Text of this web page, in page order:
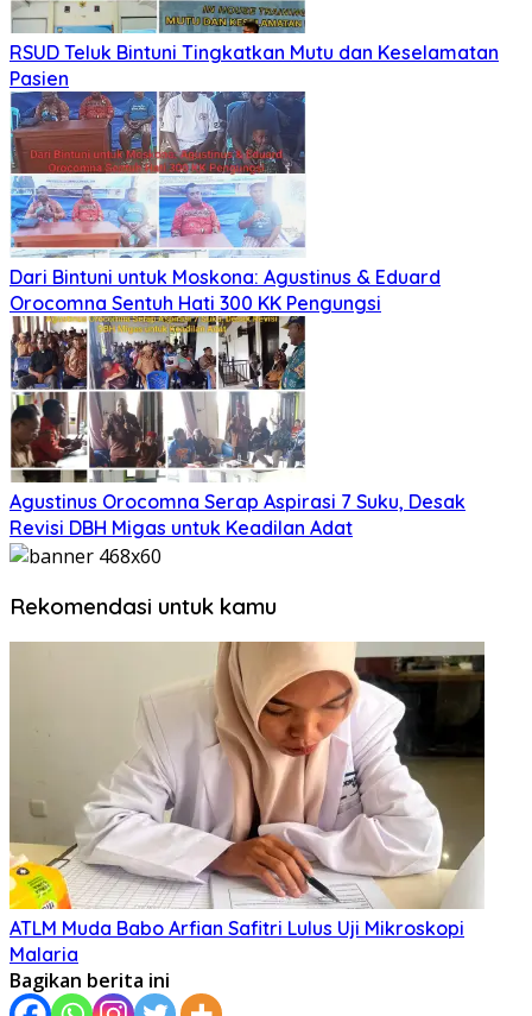
RSUD Teluk Bintuni Tingkatkan Mutu dan Keselamatan
Pasien
Dari Bintuni untuk Moskona: Agustinus & Eduard
Orocomna Sentuh Hati 300 KK Pengungsi
Agustinus Orocomna Serap Aspirasi 7 Suku, Desak
Revisi DBH Migas untuk Keadilan Adat
Rekomendasi untuk kamu
ATLM Muda Babo Arfian Safitri Lulus Uji Mikroskopi
Malaria
Bagikan berita ini